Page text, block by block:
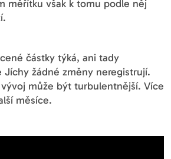
měřítku však k tomu podle něj
částky týká, ani tady
žádné změny neregistrují.
může být turbulentnější. Více
měsíce.